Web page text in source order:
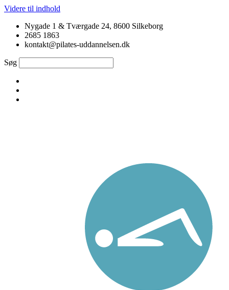
Videre til indhold
Nygade 1 & Tværgade 24, 8600 Silkeborg
2685 1863
kontakt@pilates-uddannelsen.dk
Søg